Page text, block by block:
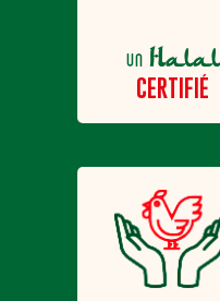
un Halal
CERTIFIÉ